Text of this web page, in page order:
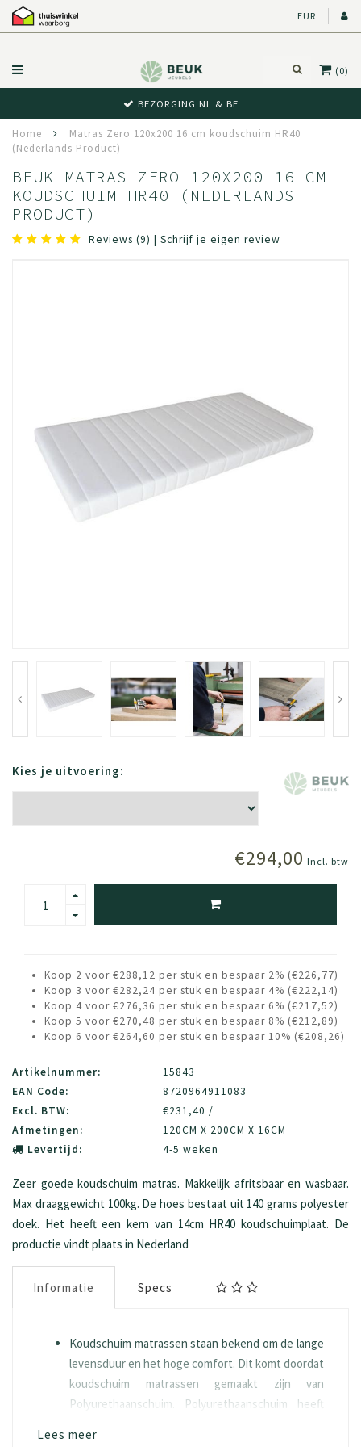
EUR
(0)
BEZORGING NL & BE
Home
Matras Zero 120x200 16 cm koudschuim HR40
(Nederlands Product)
BEUK MATRAS ZERO 120X200 16 CM
KOUDSCHUIM HR40 (NEDERLANDS
PRODUCT)
Reviews (9) | Schrijf je eigen review
Kies je uitvoering:
€294,00 Incl. btw
Koop 2 voor €288,12 per stuk en bespaar 2% (€226,77)
Koop 3 voor €282,24 per stuk en bespaar 4% (€222,14)
Koop 4 voor €276,36 per stuk en bespaar 6% (€217,52)
Koop 5 voor €270,48 per stuk en bespaar 8% (€212,89)
Koop 6 voor €264,60 per stuk en bespaar 10% (€208,26)
Artikelnummer:
15843
EAN Code:
8720964911083
Excl. BTW:
€231,40 /
Afmetingen:
120CM X 200CM X 16CM
Levertijd:
4-5 weken
Zeer goede koudschuim matras. Makkelijk afritsbaar en wasbaar.
Max draaggewicht 100kg. De hoes bestaat uit 140 grams polyester
doek. Het heeft een kern van 14cm HR40 koudschuimplaat. De
productie vindt plaats in Nederland
Informatie Specs
Koudschuim matrassen staan bekend om de lange
levensduur en het hoge comfort. Dit komt doordat
koudschuim matrassen gemaakt zijn van
Polyurethaanschuim. Polyurethaanschuim heeft
Lees meer